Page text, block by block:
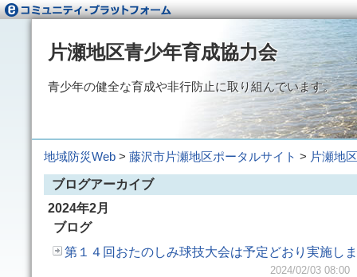
片瀬地区青少年育成協力会
青少年の健全な育成や非行防止に取り組んでいます。
地域防災Web > 藤沢市片瀬地区ポータルサイト > 片瀬地
ブログアーカイブ
2024年2月
ブログ
第１４回おたのしみ球技大会は予定どおり実施し
2024/02/03